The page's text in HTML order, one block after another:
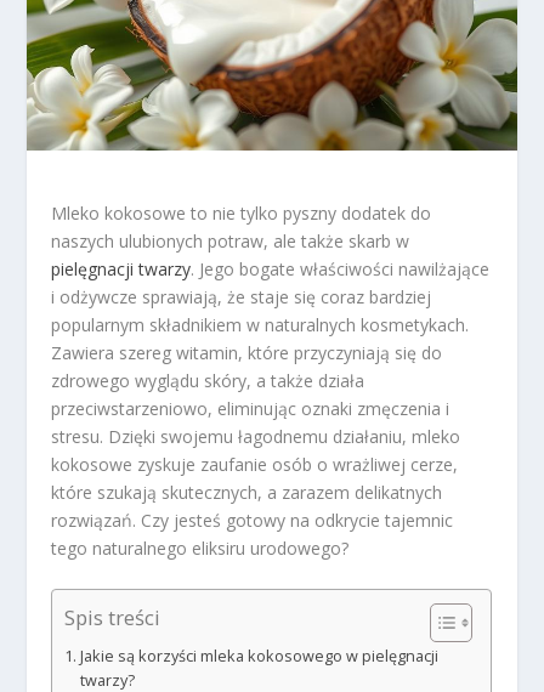
Mleko kokosowe to nie tylko pyszny dodatek do
naszych ulubionych potraw, ale także skarb w
pielęgnacji twarzy. Jego bogate właściwości nawilżające
i odżywcze sprawiają, że staje się coraz bardziej
popularnym składnikiem w naturalnych kosmetykach.
Zawiera szereg witamin, które przyczyniają się do
zdrowego wyglądu skóry, a także działa
przeciwstarzeniowo, eliminując oznaki zmęczenia i
stresu. Dzięki swojemu łagodnemu działaniu, mleko
kokosowe zyskuje zaufanie osób o wrażliwej cerze,
które szukają skutecznych, a zarazem delikatnych
rozwiązań. Czy jesteś gotowy na odkrycie tajemnic
tego naturalnego eliksiru urodowego?
Spis treści
Jakie są korzyści mleka kokosowego w pielęgnacji
twarzy?